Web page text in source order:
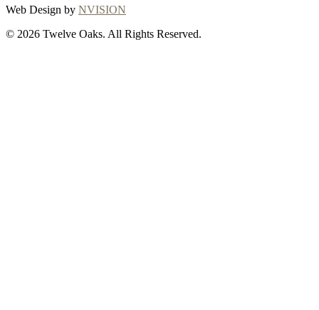
Web Design by NVISION
© 2026 Twelve Oaks. All Rights Reserved.